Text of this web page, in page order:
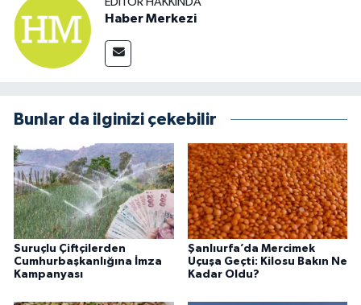
Haber Merkezi
Bunlar da ilginizi çekebilir
Suruçlu Çiftçilerden
Cumhurbaşkanlığına İmza
Kampanyası
Şanlıurfa’da Mercimek
Uçuşa Geçti: Kilosu Bakın Ne
Kadar Oldu?